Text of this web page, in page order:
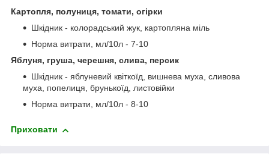
Картопля, полуниця, томати, огірки
Шкідник - колорадський жук, картопляна міль
Норма витрати, мл/10л - 7-10
Яблуня, груша, черешня, слива, персик
Шкідник - яблуневий квіткоїд, вишнева муха, сливова
муха, попелиця, брунькоїд, листовійки
Норма витрати, мл/10л - 8-10
Приховати